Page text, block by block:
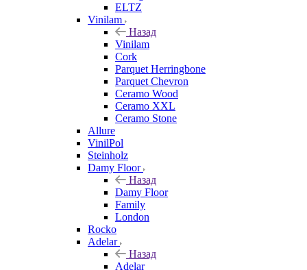
ELTZ
Vinilam
Назад
Vinilam
Cork
Parquet Herringbone
Parquet Chevron
Ceramo Wood
Ceramo XXL
Ceramo Stone
Allure
VinilPol
Steinholz
Damy Floor
Назад
Damy Floor
Family
London
Rocko
Adelar
Назад
Adelar